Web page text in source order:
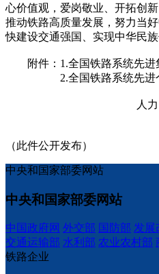
心价值观，爱岗敬业、开拓创
推动铁路高质量发展，努力当
快建设交通强国、实现中华民
附件：1.全国铁路系统先进
2.全国铁路系统先进个
人力
（此件公开发布）
中央和国家部委网站
中央和国家部委网站
中国政府网 外交部 国防部 发展
交通运输部 水利部 农业农村部
铁路企业